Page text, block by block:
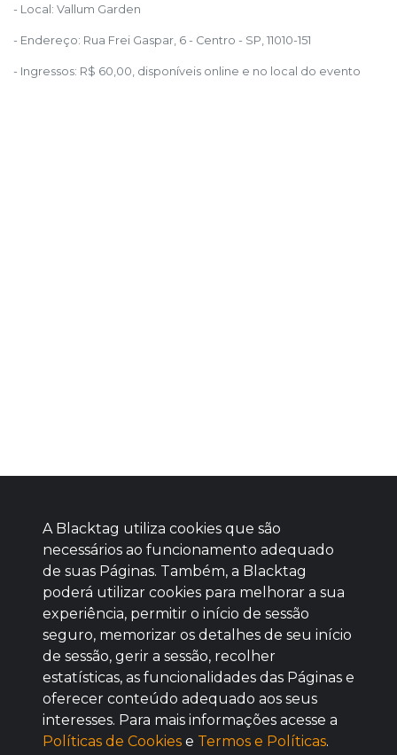
- Local: Vallum Garden
- Endereço: Rua Frei Gaspar, 6 - Centro - SP, 11010-151
- Ingressos: R$ 60,00, disponíveis online e no local do evento
Baixe agora nosso app
A Blacktag utiliza cookies que são
necessários ao funcionamento adequado
de suas Páginas. Também, a Blacktag
poderá utilizar cookies para melhorar a sua
experiência, permitir o início de sessão
seguro, memorizar os detalhes de seu início
de sessão, gerir a sessão, recolher
estatísticas, as funcionalidades das Páginas e
oferecer conteúdo adequado aos seus
interesses. Para mais informações acesse a
Políticas de Cookies e Termos e Políticas.